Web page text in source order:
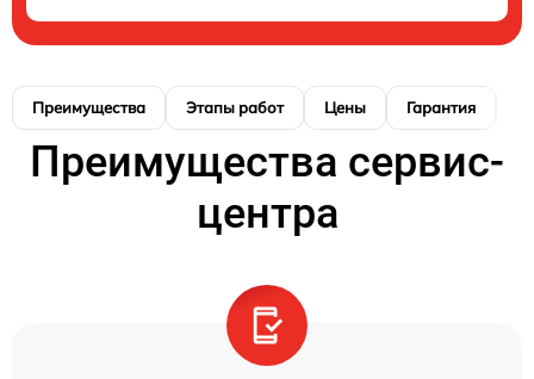
Преимущества Этапы работ Цены Гарантия
Преимущества сервис-
центра